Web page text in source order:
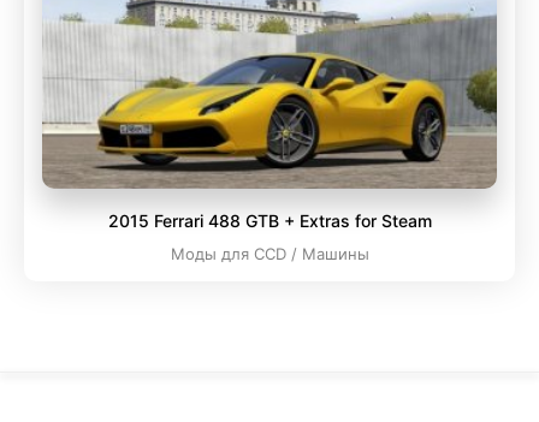
2015 Ferrari 488 GTB + Extras for Steam
Моды для CCD / Машины